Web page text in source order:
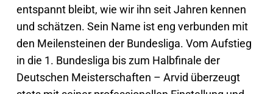
entspannt bleibt, wie wir ihn seit Jahren kennen
und schätzen. Sein Name ist eng verbunden mit
den Meilensteinen der Bundesliga. Vom Aufstieg
in die 1. Bundesliga bis zum Halbfinale der
Deutschen Meisterschaften – Arvid überzeugt